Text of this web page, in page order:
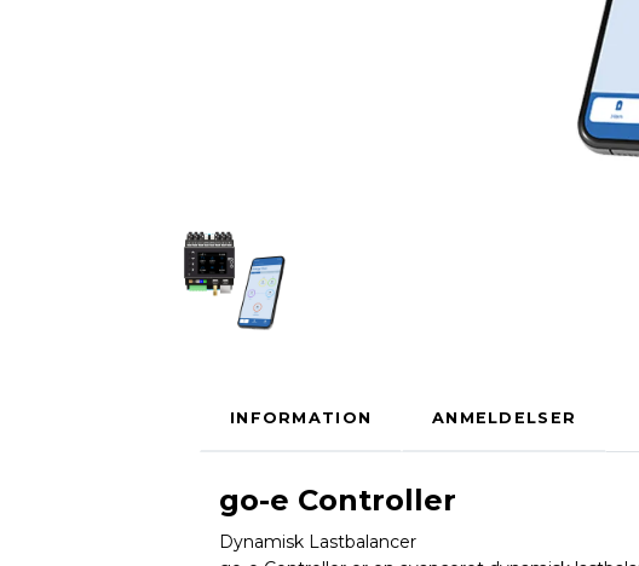
INFORMATION ANMELDELSER
go-e Controller
Dynamisk Lastbalancer